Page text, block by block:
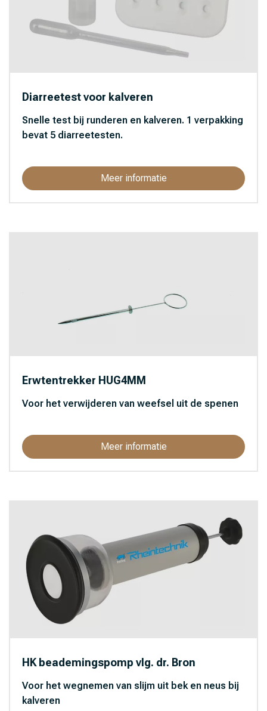
Diarreetest voor kalveren
Snelle test bij runderen en kalveren. 1 verpakking
bevat 5 diarreetesten.
Meer informatie
Erwtentrekker HUG4MM
Voor het verwijderen van weefsel uit de spenen
Meer informatie
HK beademingspomp vlg. dr. Bron
Voor het wegnemen van slijm uit bek en neus bij
kalveren